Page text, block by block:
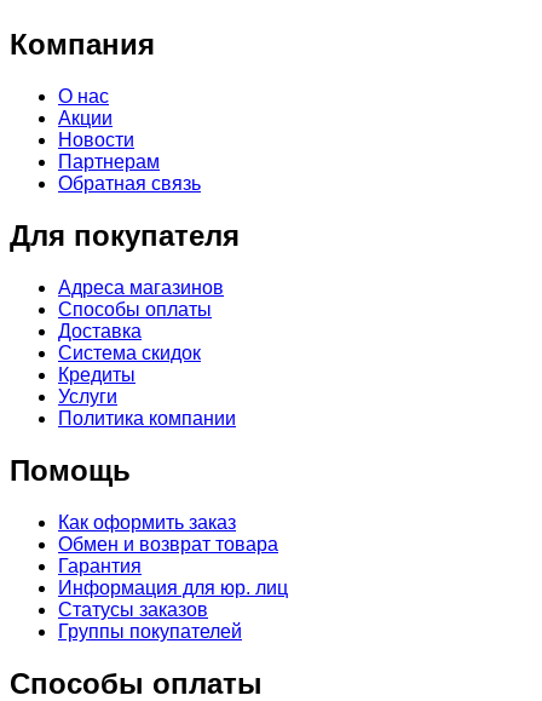
Компания
О нас
Акции
Новости
Партнерам
Обратная связь
Для покупателя
Адреса магазинов
Способы оплаты
Доставка
Система скидок
Кредиты
Услуги
Политика компании
Помощь
Как оформить заказ
Обмен и возврат товара
Гарантия
Информация для юр. лиц
Статусы заказов
Группы покупателей
Способы оплаты